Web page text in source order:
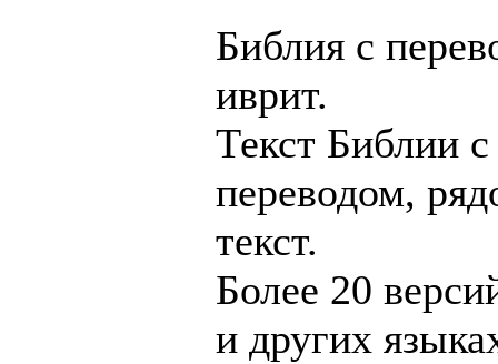
Библия с
иврит.
Текст Библии
переводом,
текст.
Более 20
и других